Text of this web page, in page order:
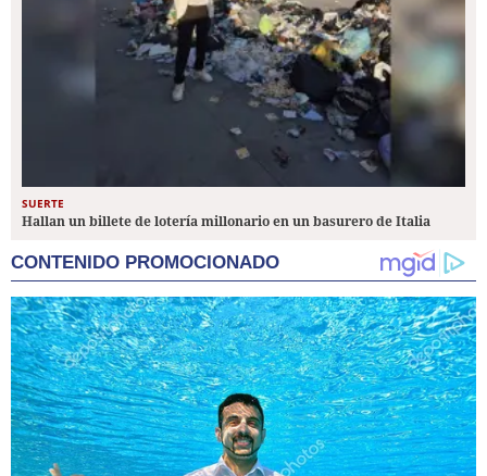
SUERTE
Hallan un billete de lotería millonario en un basurero de Italia
CONTENIDO PROMOCIONADO